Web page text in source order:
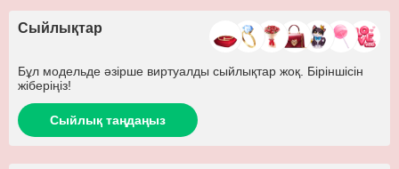
Сыйлықтар
Бұл модельде әзірше виртуалды сыйлықтар жоқ. Біріншісін
жіберіңіз!
Сыйлық таңдаңыз